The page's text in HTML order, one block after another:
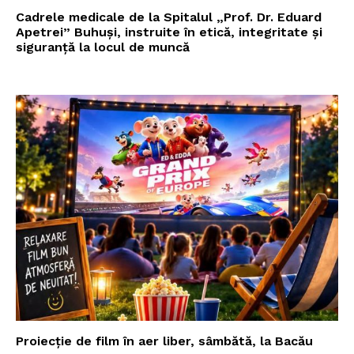
Cadrele medicale de la Spitalul „Prof. Dr. Eduard
Apetrei” Buhuși, instruite în etică, integritate și
siguranță la locul de muncă
Proiecție de film în aer liber, sâmbătă, la Bacău